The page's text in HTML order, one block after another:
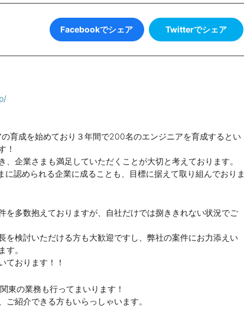
Facebookでシェア Twitterでシェア
育成を始めており３年間で200名のエンジニアを育成するとい
！
企業さまも満足していただくことが大切と考えております。
認められる企業に成ることも、目標に据えて取り組んでおりま
を多数抱えておりますが、自社だけでは捌ききれない状況でご
を検討いただける方も大歓迎ですし、弊社の案件にお力添えい
す。
ております！！
東の業務も行ってまいります！
紹介できる方もいらっしゃいます。